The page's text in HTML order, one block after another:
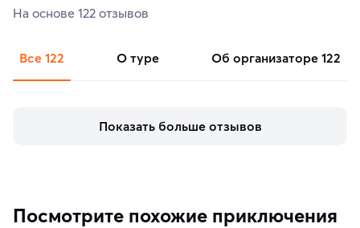
На основе 122 отзывов
Все 122 о туре об организаторе 122
Показать больше отзывов
Посмотрите похожие приключения